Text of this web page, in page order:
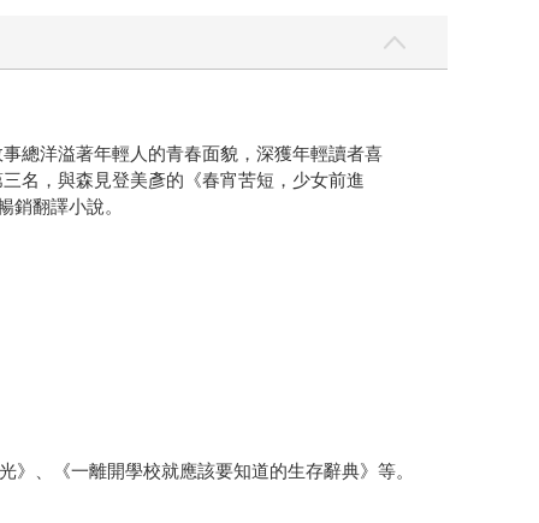
總洋溢著年輕人的青春面貌，深獲年輕讀者喜
名，與森見登美彥的《春宵苦短，少女前進
銷翻譯小說。
、《一離開學校就應該要知道的生存辭典》等。